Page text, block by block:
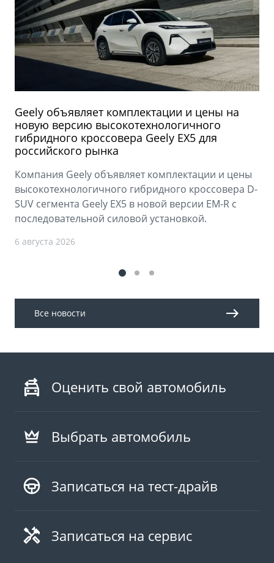
Geely объявляет комплектации и цены на
новую версию высокотехнологичного
гибридного кроссовера Geely EX5 для
российского рынка
Компания Geely объявляет комплектации и цены
высокотехнологичного гибридного кроссовера D-
SUV сегмента Geely EX5 в новой версии EM-R с
последовательной силовой установкой.
6 августа 2026
Все новости
Оценить свой автомобиль
Выбрать автомобиль
Записаться на тест-драйв
Записаться на сервис